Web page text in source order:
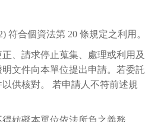
符合個資法第 20 條規定之利用。
、請求停止蒐集、處理或利用及
文件向本單位提出申請。若委託
供核對。 若申請人不符前述規
妨礙本單位依法所負之義務。